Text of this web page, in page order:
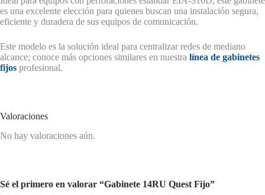
es una excelente elección para quienes buscan una instalación segura,
eficiente y duradera de sus equipos de comunicación.
Este modelo es la solución ideal para centralizar redes de mediano
alcance; conoce más opciones similares en nuestra línea de gabinetes
fijos profesional.
Valoraciones
No hay valoraciones aún.
Sé el primero en valorar “Gabinete 14RU Quest Fijo”